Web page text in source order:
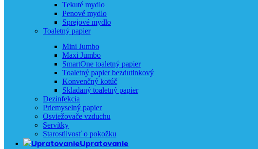
Tekuté mydlo
Penové mydlo
Sprejové mydlo
Toaletný papier
Mini Jumbo
Maxi Jumbo
SmartOne toaletný papier
Toaletný papier bezdutinkový
Konvenčný kotúč
Skladaný toaletný papier
Dezinfekcia
Priemyselný papier
Osviežovače vzduchu
Servítky
Starostlivosť o pokožku
Upratovanie